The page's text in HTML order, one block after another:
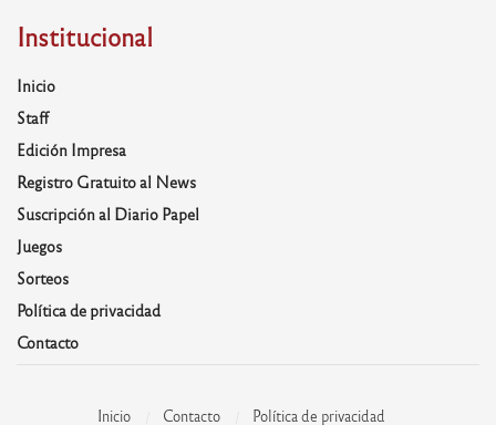
Institucional
Inicio
Staff
Edición Impresa
Registro Gratuito al News
Suscripción al Diario Papel
Juegos
Sorteos
Política de privacidad
Contacto
Inicio Contacto Política de privacidad